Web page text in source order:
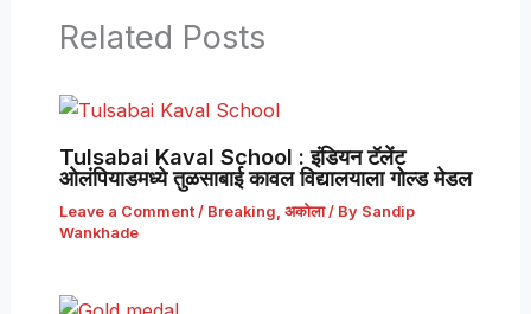
Related Posts
Tulsabai Kaval School : इंडियन टॅलेंट
ओलंपियाडमध्ये तुळसाबाई कावल विद्यालयाला गोल्ड मेडल
Leave a Comment / Breaking, अकोला/ By Sandip
Wankhade